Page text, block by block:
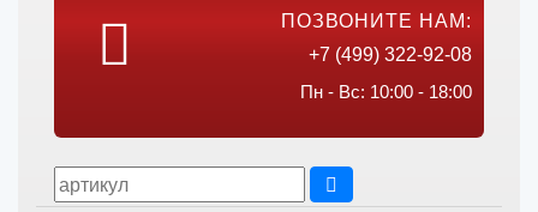
ПОЗВОНИТЕ НАМ:
+7 (499) 322-92-08
Пн - Вс: 10:00 - 18:00